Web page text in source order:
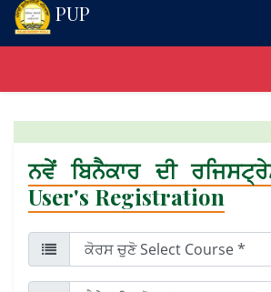
PUP
ਨਵੇਂ ਬਿਨੈਕਾਰ ਦੀ
User's Registration